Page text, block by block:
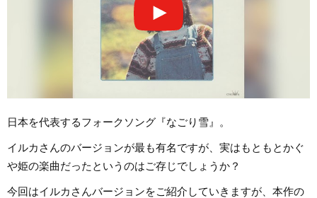
日本を代表するフォークソング『なごり雪』。
イルカさんのバージョンが最も有名ですが、実はもともとかぐ
や姫の楽曲だったというのはご存じでしょうか？
今回はイルカさんバージョンをご紹介していきますが、本作の